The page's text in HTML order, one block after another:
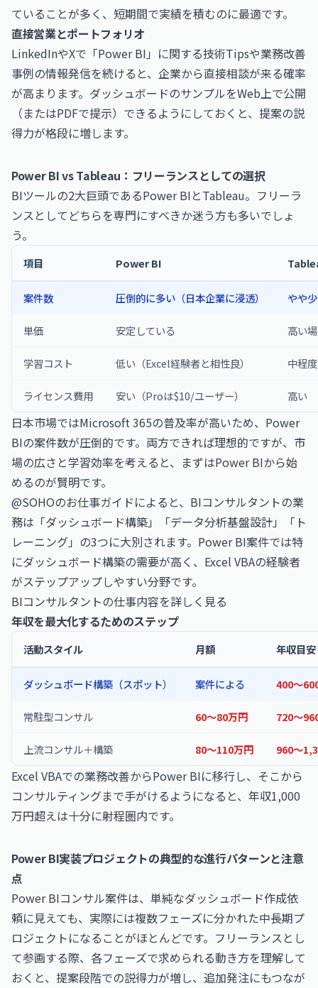
ていることが多く、短期間で実績を積むのに最適です。
直接営業とポートフォリオ
LinkedInやXで「Power BI」に関する技術Tipsや業務改善
事例の情報発信を続けると、企業から直接相談が来る確率
が高まります。ダッシュボードのサンプルをWeb上で公開
（またはPDFで提示）できるようにしておくと、提案の説
得力が格段に増します。
Power BI vs Tableau：フリーランスとしての選択
BIツールの2大巨頭であるPower BIとTableau。フリーラ
ンスとしてどちらを専門にすべきか迷う方も多いでしょ
う。
項目 Power BI
案件数 圧倒的に多い（日本企業に浸透） やや
単価 安定している 高い
学習コスト 低い（Excel経験者と相性良） 中程度
ライセンス費用 安い（Proは$10/ユーザー） 高い
日本市場ではMicrosoft 365の普及率が高いため、Power
BIの案件数が圧倒的です。両方できれば理想的ですが、市
場の広さと学習効率を考えると、まずはPower BIから始
めるのが賢明です。
@SOHOのお仕事ガイドによると、BIコンサルタントの業
務は「ダッシュボード構築」「データ分析基盤設計」「ト
レーニング」の3つに大別されます。Power BI案件では特
にダッシュボード構築の需要が高く、Excel VBAの経験者
がステップアップしやすい分野です。
BIコンサルタントの仕事内容を詳しく見る
年収を最大化するためのステップ
活動スタイル 月額 年収目安
ダッシュボード構築（スポット） 案件による 400〜
常駐型コンサル 60〜80万円 720〜
上流コンサル＋構築 80〜110万円 960〜
Excel VBAでの業務改善からPower BIに移行し、そこから
コンサルティングまで手がけるようになると、年収1,000
万円超えは十分に射程圏内です。
Power BI実装プロジェクトの典型的な進行パターンと注意
点
Power BIコンサル案件は、単純なダッシュボード作成依
頼に見えても、実際には複数フェーズに分かれた中長期プ
ロジェクトになることがほとんどです。フリーランスとし
て参画する際、各フェーズで求められる動き方を理解して
おくと、提案段階での説得力が増し、追加発注にもつなが